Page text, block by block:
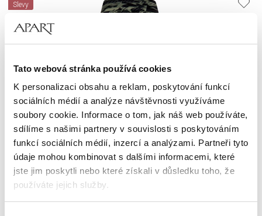
Tato webová stránka používá cookies
K personalizaci obsahu a reklam, poskytování funkcí
sociálních médií a analýze návštěvnosti využíváme
soubory cookie. Informace o tom, jak náš web používáte,
sdílíme s našimi partnery v souvislosti s poskytováním
funkcí sociálních médií, inzercí a analýzami. Partneři tyto
údaje mohou kombinovat s dalšími informacemi, které
jste jim poskytli nebo které získali v důsledku toho, že
používáte jejich služby.
Slevy